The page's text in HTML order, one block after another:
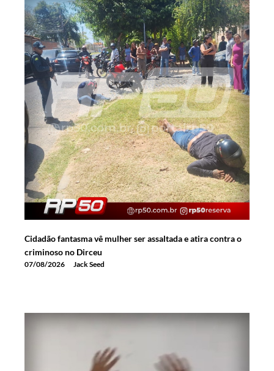
Cidadão fantasma vê mulher ser assaltada e atira contra o
criminoso no Dirceu
07/08/2026 Jack Seed